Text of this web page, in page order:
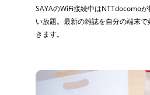
SAYAのWiFi接続中はNTTdocomo
い放題。最新の雑誌を自分の端末
きます。